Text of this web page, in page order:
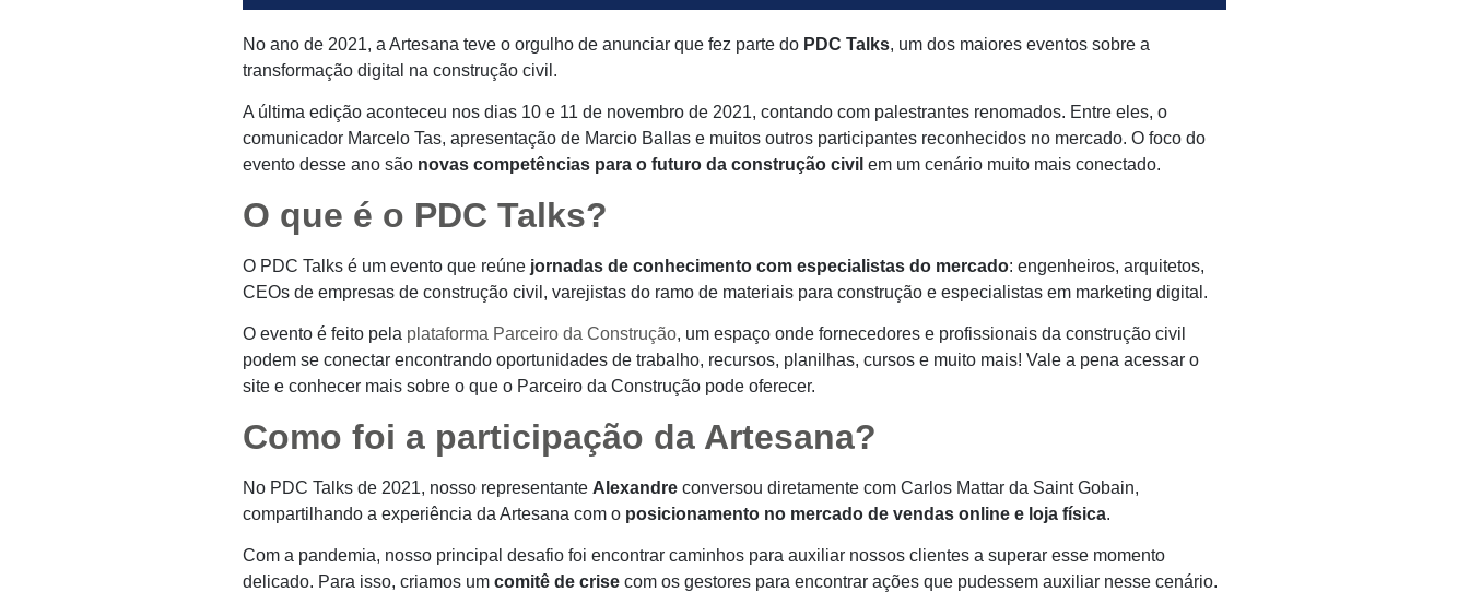
No ano de 2021, a Artesana teve o orgulho de anunciar que fez parte do PDC Talks, um dos maiores eventos sobre a
transformação digital na construção civil.
A última edição aconteceu nos dias 10 e 11 de novembro de 2021, contando com palestrantes renomados. Entre eles, o
comunicador Marcelo Tas, apresentação de Marcio Ballas e muitos outros participantes reconhecidos no mercado. O foco do
evento desse ano são novas competências para o futuro da construção civil em um cenário muito mais conectado.
O que é o PDC Talks?
O PDC Talks é um evento que reúne jornadas de conhecimento com especialistas do mercado: engenheiros, arquitetos,
CEOs de empresas de construção civil, varejistas do ramo de materiais para construção e especialistas em marketing digital.
O evento é feito pela plataforma Parceiro da Construção, um espaço onde fornecedores e profissionais da construção civil
podem se conectar encontrando oportunidades de trabalho, recursos, planilhas, cursos e muito mais! Vale a pena acessar o
site e conhecer mais sobre o que o Parceiro da Construção pode oferecer.
Como foi a participação da Artesana?
No PDC Talks de 2021, nosso representante Alexandre conversou diretamente com Carlos Mattar da Saint Gobain,
compartilhando a experiência da Artesana com o posicionamento no mercado de vendas online e loja física.
Com a pandemia, nosso principal desafio foi encontrar caminhos para auxiliar nossos clientes a superar esse momento
delicado. Para isso, criamos um comitê de crise com os gestores para encontrar ações que pudessem auxiliar nesse cenário.